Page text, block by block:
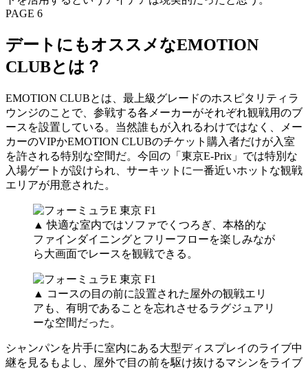
PAGE 6
デートにもオススメなEMOTION
CLUBとは？
EMOTION CLUBとは、最上級グレードのホスピタリティラ
ウンジのことで、参戦する各メーカーがそれぞれ観戦用のブ
ースを設置している。当然誰もが入れるわけではなく、メー
カーのVIPかEMOTION CLUBのチケット購入者だけが入室
を許される特別な空間だ。今回の「東京E-Prix」では特別な
入場ゲートが設けられ、サーキットに一番近いホットな観戦
エリアが用意された。
▲ 快適な室内ではソファでくつろぎ、本格的な
ファインダイニングとフリーフローを楽しみなが
ら大画面でレースを観戦できる。
▲ コースの目の前に設置された屋外の観戦エリ
アも、有明であることを忘れさせるラグジュアリ
ーな空間だった。
シャンパンを片手に室内にある大型ディスプレイのライブ中
継を見るもよし、屋外で目の前を駆け抜けるマシンをライブ